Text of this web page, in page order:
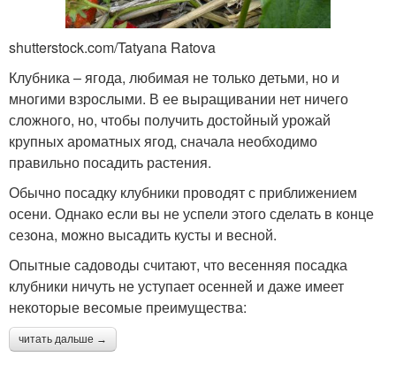
shutterstock.com/Tatyana Ratova
Клубника – ягода, любимая не только детьми, но и
многими взрослыми. В ее выращивании нет ничего
сложного, но, чтобы получить достойный урожай
крупных ароматных ягод, сначала необходимо
правильно посадить растения.
Обычно посадку клубники проводят с приближением
осени. Однако если вы не успели этого сделать в конце
сезона, можно высадить кусты и весной.
Опытные садоводы считают, что весенняя посадка
клубники ничуть не уступает осенней и даже имеет
некоторые весомые преимущества:
читать дальше →